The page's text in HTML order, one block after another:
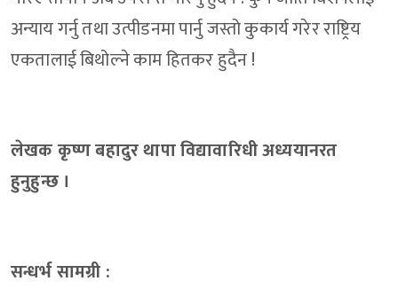
अन्याय गर्नु तथा उत्पीडनमा पार्नु जस्तो कुकार्य गरेर राष्ट्रिय
एकतालाई बिथोल्ने काम हितकर हुदैन !
लेखक कृष्ण बहादुर थापा विद्यावारिधी अध्ययानरत
हुनुहुन्छ ।
सन्धर्भ सामग्री :